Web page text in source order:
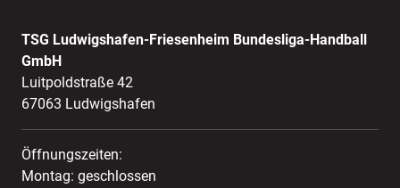
TSG Ludwigshafen-Friesenheim Bundesliga-Handball
GmbH
Luitpoldstraße 42
67063 Ludwigshafen
Öffnungszeiten:
Montag: geschlossen